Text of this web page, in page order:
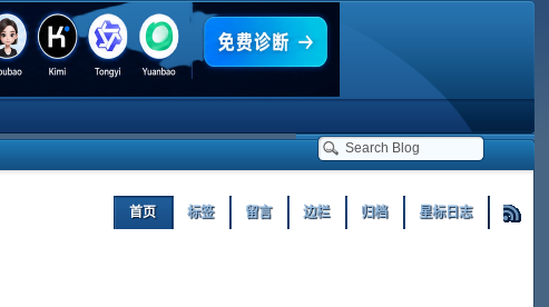
首页 标签 留言 边栏 归档 星标日志